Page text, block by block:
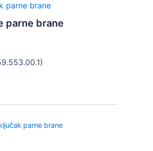
parne brane
parne brane
parne brane